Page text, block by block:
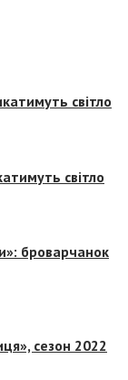
світло
світло
броварчанок
сезон 2022